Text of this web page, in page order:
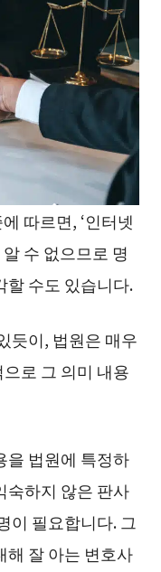
따르면, ‘인터넷
수 없으므로 명
할 수도 있습니다.
듯이, 법원은 매우
로 그 의미 내용
을 법원에 특정하
숙하지 않은 판사
이 필요합니다. 그
해 잘 아는 변호사